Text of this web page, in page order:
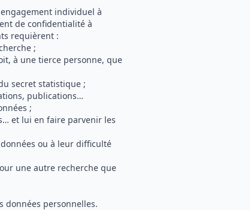
individuel à
de confidentialité à
requièrent :
;
à une tierce personne, que
secret statistique ;
publications…
;
et lui en faire parvenir les
ou à leur difficulté
une autre recherche que
données personnelles.